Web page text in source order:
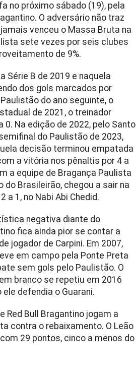
no próximo sábado (19), pela
O adversário não traz
venceu o Massa Bruta na
sete vezes por seis clubes
de 9%.
Série B de 2019 e naquela
dos gols marcados por
do ano seguinte, o
de 2021, o treinador
Na edição de 2022, pelo Santo
do Paulistão de 2023,
decisão terminou empatada
a vitória nos pênaltis por 4 a
a equipe de Bragança Paulista
do Brasileirão, chegou a sair na
a 1, no Nabi Abi Chedid.
negativa diante do
fica ainda pior se contar a
jogador de Carpini. Em 2007,
em campo pela Ponte Preta
sem gols pelo Paulistão. O
branco se repetiu em 2016
ele defendia o Guarani.
Red Bull Bragantino jogam a
contra o rebaixamento. O Leão
29 pontos, cinco a menos do